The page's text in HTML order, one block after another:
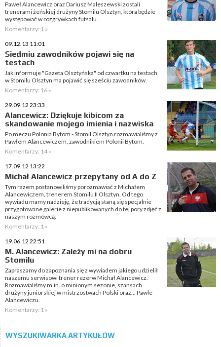
Paweł Alancewicz oraz Dariusz Maleszewski zostali
trenerami żeńskiej drużyny Stomilu Olsztyn, która będzie
występować w rozgrywkach futsalu.
Komentarzy: 1 »
09.12.13 11:01
Siedmiu zawodników pojawi się na
testach
Jak informuje "Gazeta Olsztyńska" od czwartku na testach
w Stomilu Olsztyn ma pojawić się sześciu zawodników.
Komentarzy: 16 »
29.09.12 23:33
Alancewicz: Dziękuje kibicom za
skandowanie mojego imienia i nazwiska
Po meczu Polonia Bytom - Stomil Olsztyn rozmawialiśmy z
Pawłem Alancewiczem, zawodnikiem Polonii Bytom.
Komentarzy: 14 »
17.09.12 13:22
Michał Alancewicz przepytany od A do Z
Tym razem postanowiliśmy porozmawiać z Michałem
Alancewiczem, trenerem Stomilu II Olsztyn. Od tego
wywiadu mamy nadzieję, że tradycją staną się specjalnie
przygotowane galerie z niepublikowanych do tej pory zdjęć z
naszym rozmówcą.
Komentarzy: 1 »
19.06.12 22:51
M. Alancewicz: Zależy mi na dobru
Stomilu
Zapraszamy do zapoznania się z wywiadem jakiego udzielił
naszemu serwisowi trener rezerw Michał Alancewicz.
Rozmawialiśmy m.in. o minionym sezonie, szansach
drużyny juniorskiej w mistrzostwach Polski oraz... Pawle
Alancewiczu.
Komentarzy: 1 »
WYSZUKIWARKA ARTYKUŁÓW